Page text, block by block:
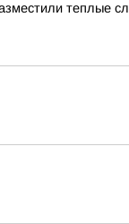
теплые